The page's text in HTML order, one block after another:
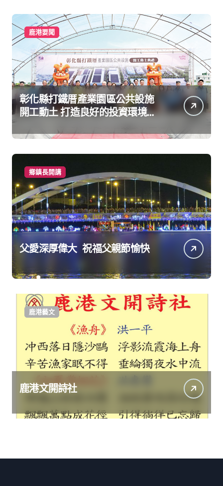
鹿港要聞
彰化縣打鐵厝產業園區公共設施
開工動土 打造良好的投資環境讓
鄉鎮長開講
父愛深厚偉大 祝福父親節愉快
鹿港藝文
鹿港文開詩社